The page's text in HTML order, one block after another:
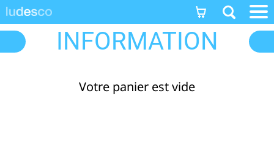
INFORMATION
Votre panier est vide